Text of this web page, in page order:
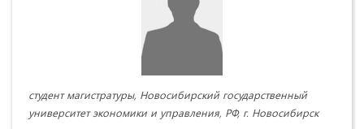
студент магистратуры, Новосибирский государственный
университет экономики и управления, РФ, г. Новосибирск